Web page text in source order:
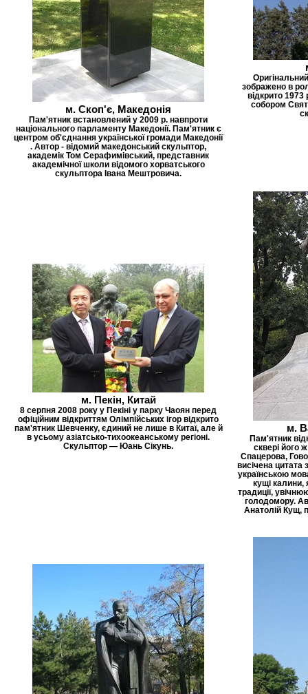
м. Скоп'є, Македонія
Пам'ятник встановлений у 2009 р. навпроти
національного парламенту Македонії. Пам'ятник є
центром об'єднання української громади Македонії
. Автор - відомий македонський скульптор,
академік Том Серафимівський, представник
академічної школи відомого хорватського
скульптора Івана Мештровича.
зображено в
відкрито 1973
собором
м. Пекін, Китай
8 серпня 2008 року у Пекіні у парку Чаоян перед
офіційним відкриттям Олімпійських ігор відкрито
пам'ятник Шевченку, єдиний не лише в Китаї, але й
в усьому азіатсько-тихоокеанському регіоні.
Скульптор — Юань Сікунь.
м.
Пам'ятник
сквері його
Спацерова,
висічена
українською
кущі калини,
традиції,
голодомору.
Анатолій Кущ,